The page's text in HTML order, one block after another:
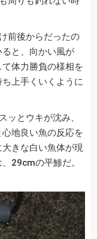
前後からだったの
と、向かい風が
体力勝負の様相を
上手くいくように
ッとウキが沈み、
地良い魚の反応を
きな白い魚体が現
29cmの平鯵だ。